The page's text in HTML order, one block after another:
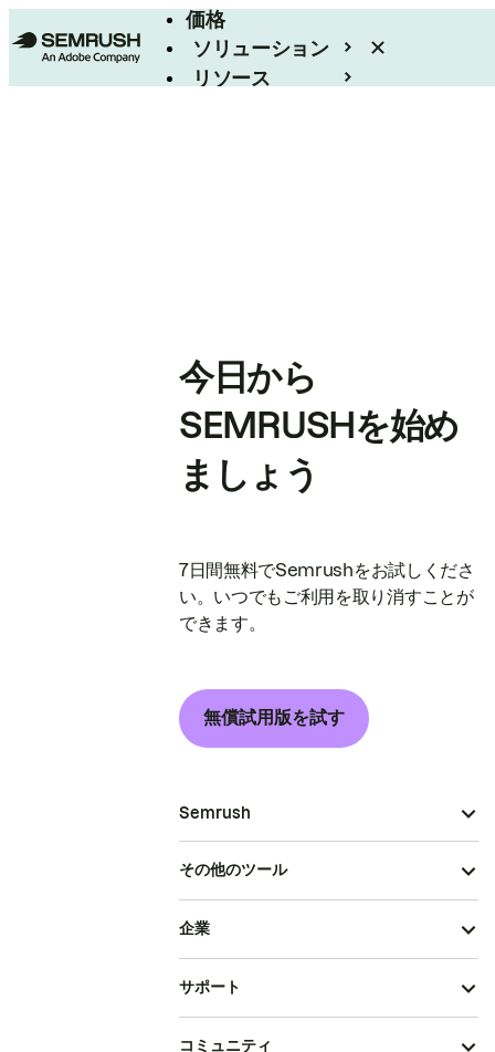
価格
ソリューション
リソース
今日から
SEMRUSHを始め
ましょう
7日間無料でSemrushをお試しくださ
い。いつでもご利用を取り消すことが
できます。
無償試用版を試す
Semrush
その他のツール
企業
サポート
コミュニティ